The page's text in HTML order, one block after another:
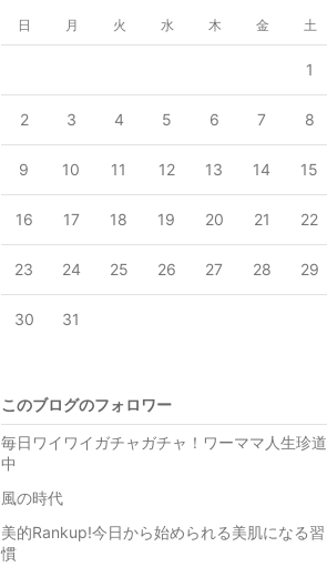
日 月 火 水 木 金 土
1
2 3 4 5 6 7 8
9 10 11 12 13 14 15
16 17 18 19 20 21 22
23 24 25 26 27 28 29
30 31
このブログのフォロワー
毎日ワイワイガチャガチャ！ワーママ人生珍道
中
風の時代
美的Rankup!今日から始められる美肌になる習
慣